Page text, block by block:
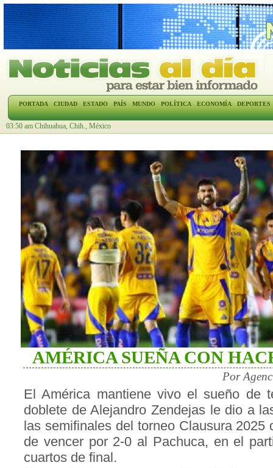
PORTADA CIUDAD ESTADO PAÍS MUNDO POLÍTICA ECONOMÍA DEPORTES
03:50 am Chihuahua, Chih., México
AMÉRICA SUEÑA CON
Por
El América mantiene vivo el sueño de
doblete de Alejandro Zendejas le dio a
las semifinales del torneo Clausura 2025
de vencer por 2-0 al Pachuca, en el
cuartos de final.